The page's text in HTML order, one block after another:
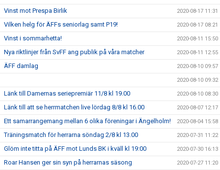
Vinst mot Prespa Birlik
2020-08-17 11:31
Vilken helg för ÄFFs seniorlag samt P19! 2020-08-17 08:21
Vinst i sommarhetta! 2020-08-11 15:50
Nya riktlinjer från SvFF ang publik på våra matcher 2020-08-11 12:55
ÄFF damlag 2020-08-10 09:57
2020-08-10 09:32
Länk till Damernas seriepremiär 11/8 kl 19.00 2020-08-10 08:30
Länk till att se herrmatchen live lördag 8/8 kl 16.00 2020-08-07 12:17
Ett samarrangemang mellan 6 olika föreningar i Ängelholm! 2020-08-04 15:58
Träningsmatch för herrarna söndag 2/8 kl 13.00 2020-07-31 11:22
Glöm inte titta på ÄFF mot Lunds BK i kväll kl 19:00 2020-07-30 16:13
Roar Hansen ger sin syn på herrarnas säsong 2020-07-27 11:20